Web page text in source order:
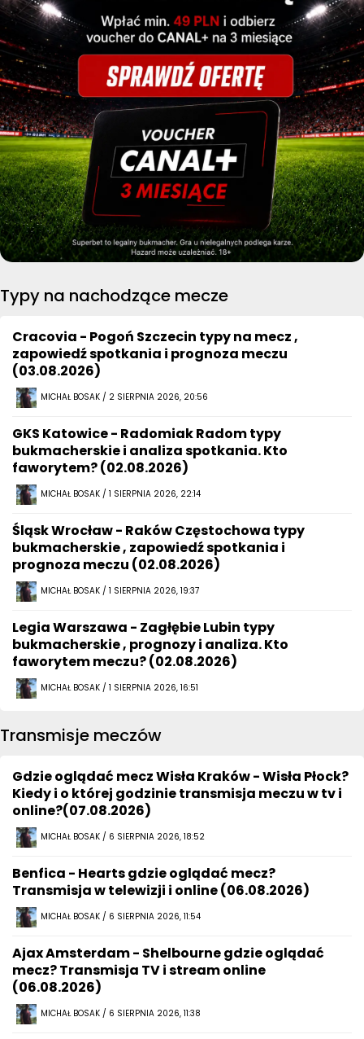
Typy na nachodzące mecze
Cracovia - Pogoń Szczecin typy na mecz ,
zapowiedź spotkania i prognoza meczu
(03.08.2026)
MICHAŁ BOSAK / 2 SIERPNIA 2026, 20:56
GKS Katowice - Radomiak Radom typy
bukmacherskie i analiza spotkania. Kto
faworytem? (02.08.2026)
MICHAŁ BOSAK / 1 SIERPNIA 2026, 22:14
Śląsk Wrocław - Raków Częstochowa typy
bukmacherskie , zapowiedź spotkania i
prognoza meczu (02.08.2026)
MICHAŁ BOSAK / 1 SIERPNIA 2026, 19:37
Legia Warszawa - Zagłębie Lubin typy
bukmacherskie , prognozy i analiza. Kto
faworytem meczu? (02.08.2026)
MICHAŁ BOSAK / 1 SIERPNIA 2026, 16:51
Transmisje meczów
Gdzie oglądać mecz Wisła Kraków - Wisła Płock?
Kiedy i o której godzinie transmisja meczu w tv i
online?(07.08.2026)
MICHAŁ BOSAK / 6 SIERPNIA 2026, 18:52
Benfica - Hearts gdzie oglądać mecz?
Transmisja w telewizji i online (06.08.2026)
MICHAŁ BOSAK / 6 SIERPNIA 2026, 11:54
Ajax Amsterdam - Shelbourne gdzie oglądać
mecz? Transmisja TV i stream online
(06.08.2026)
MICHAŁ BOSAK / 6 SIERPNIA 2026, 11:38